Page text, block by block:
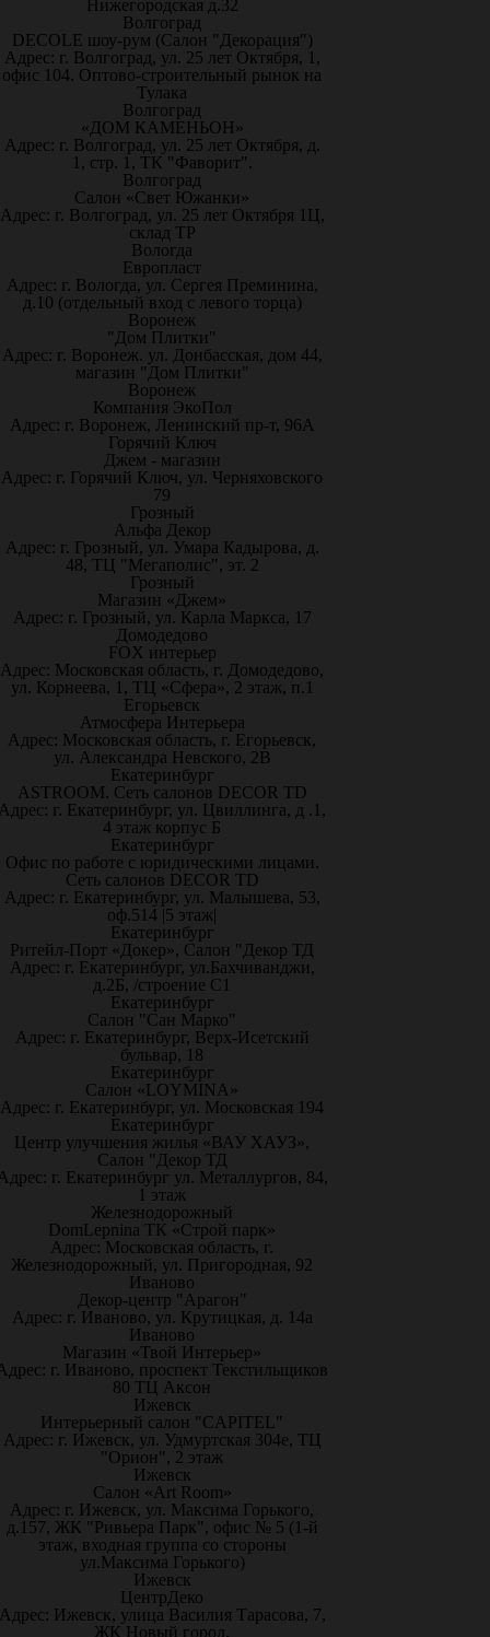
Нижегородская д.32
Волгоград
DECOLE шоу-рум (Салон "Декорация")
Адрес: г. Волгоград, ул. 25 лет Октября, 1,
офис 104. Оптово-строительный рынок на
Тулака
Волгоград
«ДОМ КАМЕНЬОН»
Адрес: г. Волгоград, ул. 25 лет Октября, д.
1, стр. 1, ТК "Фаворит".
Волгоград
Салон «Свет Южанки»
Адрес: г. Волгоград, ул. 25 лет Октября 1Ц,
склад ТР
Вологда
Европласт
Адрес: г. Вологда, ул. Сергея Преминина,
д.10 (отдельный вход с левого торца)
Воронеж
"Дом Плитки"
Адрес: г. Воронеж. ул. Донбасская, дом 44,
магазин "Дом Плитки"
Воронеж
Компания ЭкоПол
Адрес: г. Воронеж, Ленинский пр-т, 96А
Горячий Ключ
Джем - магазин
Адрес: г. Горячий Ключ, ул. Черняховского
79
Грозный
Альфа Декор
Адрес: г. Грозный, ул. Умара Кадырова, д.
48, ТЦ "Мегаполис", эт. 2
Грозный
Магазин «Джем»
Адрес: г. Грозный, ул. Карла Маркса, 17
Домодедово
FOX интерьер
Адрес: Московская область, г. Домодедово,
ул. Корнеева, 1, ТЦ «Сфера», 2 этаж, п.1
Егорьевск
Атмосфера Интерьера
Адрес: Московская область, г. Егорьевск,
ул. Александра Невского, 2В
Екатеринбург
ASTROOM. Сеть салонов DECOR TD
г. Екатеринбург, ул. Цвиллинга, д .1,
4 этаж корпус Б
Екатеринбург
Офис по работе с юридическими лицами.
Сеть салонов DECOR TD
Адрес: г. Екатеринбург, ул. Малышева, 53,
оф.514 |5 этаж|
Екатеринбург
Ритейл-Порт «Докер», Салон "Декор ТД
Адрес: г. Екатеринбург, ул.Бахчиванджи,
д.2Б, /строение С1
Екатеринбург
Салон "Сан Марко"
Адрес: г. Екатеринбург, Верх-Исетский
бульвар, 18
Екатеринбург
Салон «LOYMINA»
Адрес: г. Екатеринбург, ул. Московская 194
Екатеринбург
Центр улучшения жилья «ВАУ ХАУЗ»,
Салон "Декор ТД
г. Екатеринбург ул. Металлургов, 84,
1 этаж
Железнодорожный
DomLepnina ТК «Строй парк»
Адрес: Московская область, г.
Железнодорожный, ул. Пригородная, 92
Иваново
Декор-центр "Арагон"
Адрес: г. Иваново, ул. Крутицкая, д. 14а
Иваново
Магазин «Твой Интерьер»
г. Иваново, проспект Текстильщиков
80 ТЦ Аксон
Ижевск
Интерьерный салон "CAPITEL"
Адрес: г. Ижевск, ул. Удмуртская 304е, ТЦ
"Орион", 2 этаж
Ижевск
Салон «Art Room»
Адрес: г. Ижевск, ул. Максима Горького,
д.157, ЖК "Ривьера Парк", офис № 5 (1-й
этаж, входная группа со стороны
ул.Максима Горького)
Ижевск
ЦентрДеко
Ижевск, улица Василия Тарасова, 7,
ЖК Новый город.